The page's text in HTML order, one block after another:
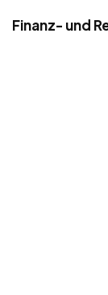
Finanz- und